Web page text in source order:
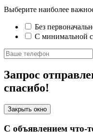
Выберите наиболее
Без
С минимальной
Запрос
спасибо!
Закрыть окно
С объявлением что-